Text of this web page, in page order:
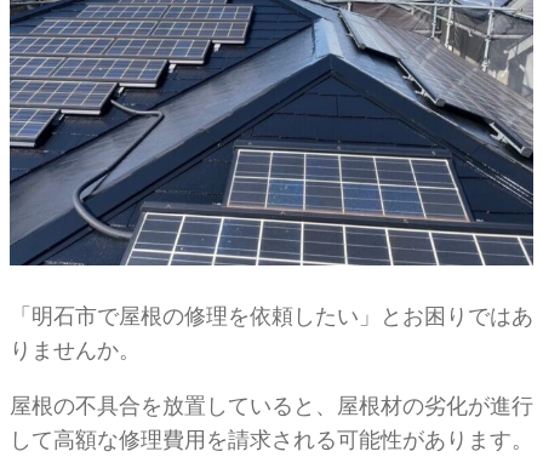
「明石市で屋根の修理を依頼したい」とお困りではあ
りませんか。
屋根の不具合を放置していると、屋根材の劣化が進行
して高額な修理費用を請求される可能性があります。